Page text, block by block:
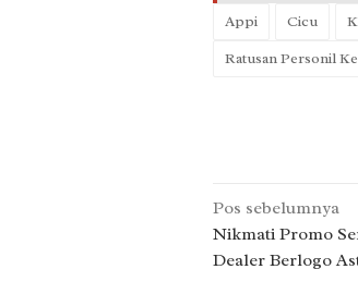
Appi Cicu
Ratusan Personil
Navigasi
pos
Pos sebelumnya
Nikmati Promo
Dealer Berlogo